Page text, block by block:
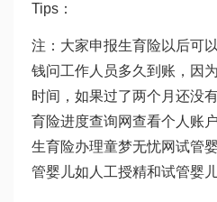
Tips：
注：大家申报生育险以后可
钱问工作人员多久到账，因
时间，如果过了两个月还没
育险进度查询网查看个人账
生育险办理童梦无忧网试管
管婴儿如人工授精和试管婴